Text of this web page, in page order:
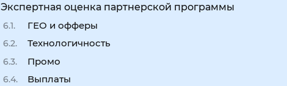
Экспертная оценка партнерской программы
ГЕО и офферы
Технологичность
Промо
Выплаты